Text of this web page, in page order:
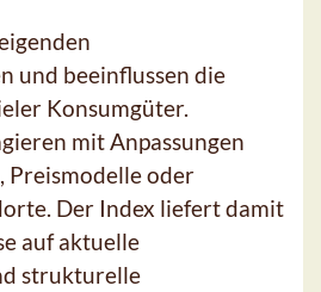
und beeinflussen die
Konsumgüter.
mit Anpassungen
Preismodelle oder
Der Index liefert damit
auf aktuelle
strukturelle